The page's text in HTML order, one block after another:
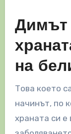
Димът
на
Това което
начинът, по
храната си е